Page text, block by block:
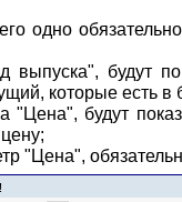
одно
будут
которые есть в
"Цена", будут
"Цена",